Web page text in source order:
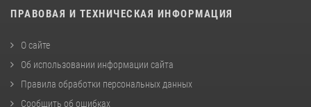
ПРАВОВАЯ И ТЕХНИЧЕСКАЯ ИНФОРМАЦИЯ
О сайте
Об использовании информации сайта
Правила обработки персональных данных
Сообщить об ошибках